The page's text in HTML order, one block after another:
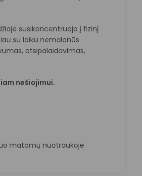
susikoncentruoja į fizinį
su laiku nemalonūs
atsipalaidavimas,
nešiojimui.
matomų nuotraukoje